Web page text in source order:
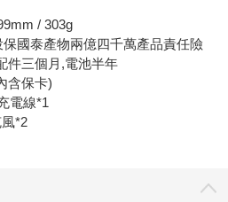
/ 303g
泰產物兩億四千萬產品責任險
個月,電池半年
保卡)
*1
*2